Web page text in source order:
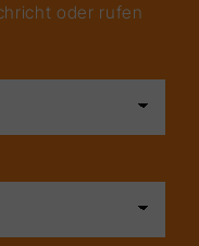
oder rufen